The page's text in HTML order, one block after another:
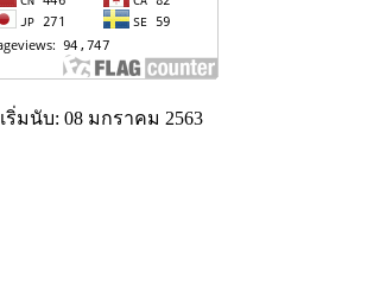
เริ่มนับ: 08 มกราคม 2563